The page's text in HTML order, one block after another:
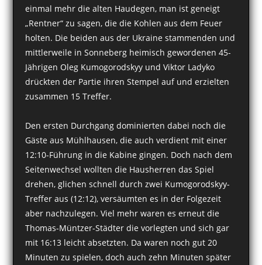
einmal mehr die alten Haudegen, man ist geneigt
„Rentner“ zu sagen, die die Kohlen aus dem Feuer
holten. Die beiden aus der Ukraine stammenden und
mittlerweile in Sonneberg heimisch gewordenen 45-
Jährigen Oleg Kumogorodskyy und Viktor Ladyko
drückten der Partie ihren Stempel auf und erzielten
zusammen 15 Treffer.
Den ersten Durchgang dominierten dabei noch die
Gäste aus Mühlhausen, die auch verdient mit einer
12:10-Führung in die Kabine gingen. Doch nach dem
Seitenwechsel wollten die Hausherren das Spiel
drehen, glichen schnell durch zwei Kumogorodskyy-
Treffer aus (12:12), versäumten es in der Folgezeit
aber nachzulegen. Viel mehr waren es erneut die
Thomas-Müntzer-Städter die vorlegten und sich gar
mit 16:13 leicht absetzten. Da waren noch gut 20
Minuten zu spielen, doch auch zehn Minuten später